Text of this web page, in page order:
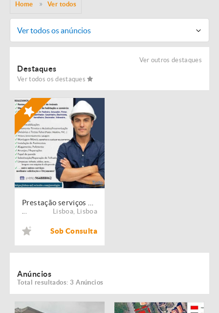
Home Ver todos
Ver todos os anúncios
Ver outros destaques
Destaques
Ver todos os destaques
Lisboa Lisboa
Sob Consulta
Anúncios
Total resultados: 3 Anúncios